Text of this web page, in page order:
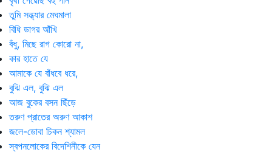
তুমি সন্ধ্যার মেঘমালা
বিধি ডাগর আঁখি
বঁধু, মিছে রাগ কোরো না,
কার হাতে যে
আমাকে যে বাঁধবে ধরে,
বুঝি এল, বুঝি এল
আজ বুকের বসন ছিঁড়ে
তরুণ প্রাতের অরুণ আকাশ
জলে-ডোবা চিকন শ্যামল
স্বপনলোকের বিদেশিনীকে যেন